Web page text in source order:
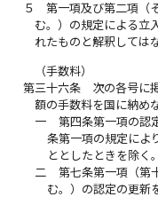
５
第一項及び第二項（
む。）の規定による立
れたものと解釈しては
（手数料）
第三十六条
次の各号に
額の手数料を国に納め
一
第四条第一項の認
条第一項の規定によ
ととしたときを除く
二
第七条第一項（第
む。）の認定の更新